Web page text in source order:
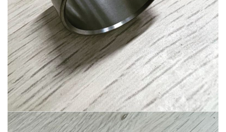
Ürün-16